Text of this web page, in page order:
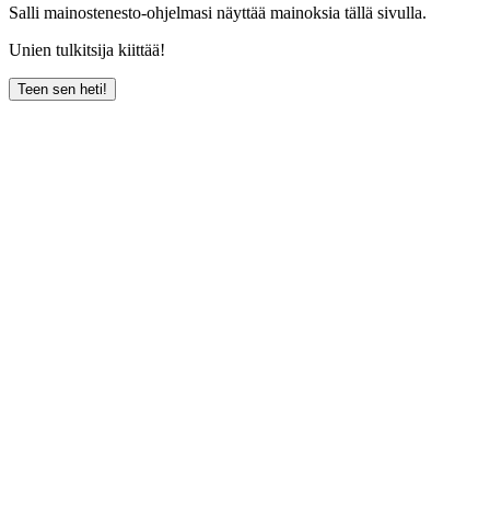
Salli mainostenesto-ohjelmasi näyttää mainoksia tällä sivulla.
Unien tulkitsija kiittää!
Teen sen heti!